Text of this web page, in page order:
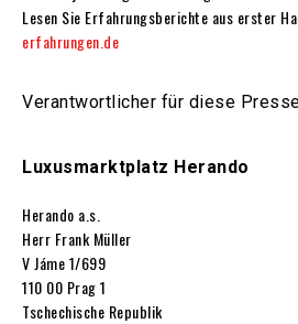
Lesen Sie Erfahrungsberichte aus erster
erfahrungen.de
Verantwortlicher für diese
Luxusmarktplatz Herando
Herando a.s.
Herr Frank Müller
V Jáme 1/699
110 00 Prag 1
Tschechische Republik